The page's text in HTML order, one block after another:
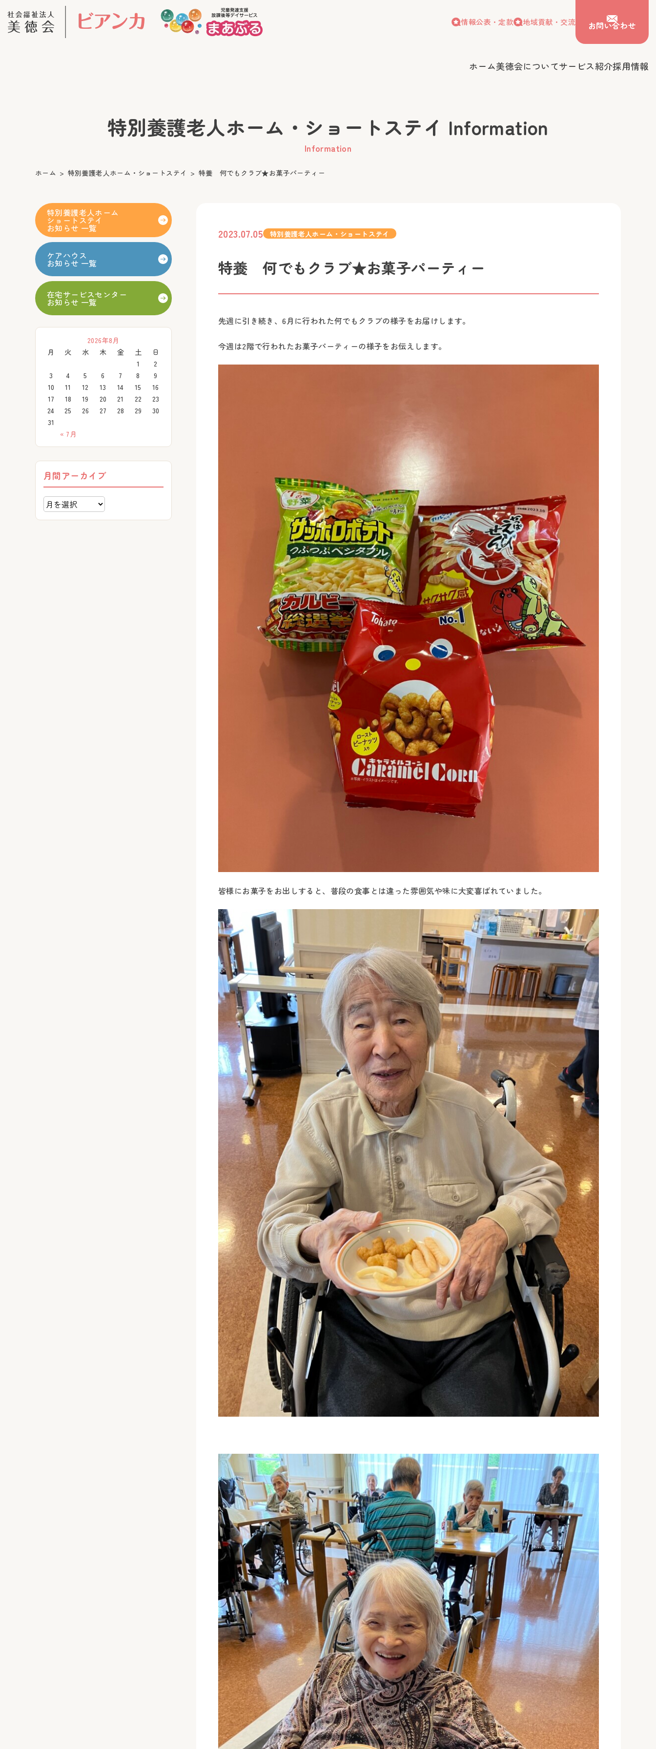
情報公表・定款 地域貢献・交流 お問い合わせ
ホーム美徳会についてサービス紹介採用情報
情報公表・定款 地域貢献・交流
特別養護老人ホーム・ショートステイ Information
Information
ホーム 特別養護老人ホーム・ショートステイ 特養 何でもクラブ★お菓子パーティー
2023.07.05 特別養護老人ホーム・ショートステイ
特養 何でもクラブ★お菓子パーティー
先週に引き続き、6月に行われた何でもクラブの様子をお届けします。
今週は2階で行われたお菓子パーティーの様子をお伝えします。
皆様にお菓子をお出しすると、普段の食事とは違った雰囲気や味に大変喜ばれていました。
特別養護老人ホーム
ショートステイ
お知らせ 一覧
ケアハウス
お知らせ 一覧
在宅サービスセンター
お知らせ 一覧
2026年8月
月
火 水 木 金 土 日
« 7月
1
2
3
4 5 6 7 8
9
10
11 12 13 14 15
16
17
18 19 20 21 22
23
24
25 26 27 28 29
30
31
月間アーカイブ